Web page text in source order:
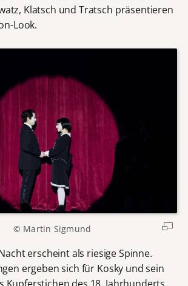
Klatsch und Tratsch präsentieren
Look.
© Martin Sigmund
erscheint als riesige Spinne.
ergeben sich für Kosky und sein